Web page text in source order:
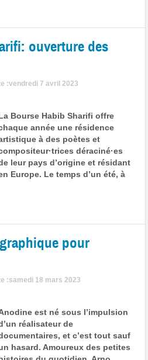
ouverture des
:vendredi 7 avril 2023
Bourse Habib Sharifi offre
année une résidence
à des poètes et
déraciné·es
leur pays d’origine et résidant
Europe. Le temps d’un été, à
pour
:samedi 18 mars 2023
est né sous l’impulsion
réalisateur de
et c’est tout sauf
hasard. Amoureux des petites